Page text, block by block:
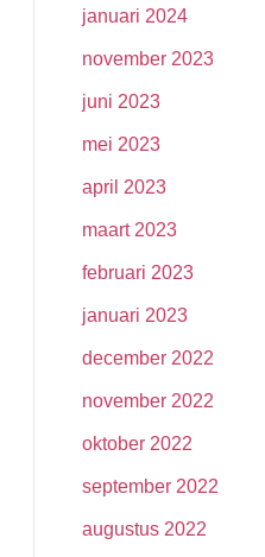
januari 2024
november 2023
juni 2023
mei 2023
april 2023
maart 2023
februari 2023
januari 2023
december 2022
november 2022
oktober 2022
september 2022
augustus 2022